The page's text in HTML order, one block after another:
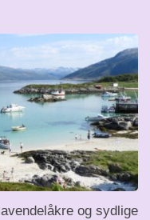
og sydlige